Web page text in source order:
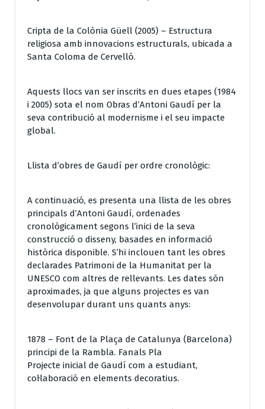
Cripta de la Colònia Güell (2005) – Estructura
religiosa amb innovacions estructurals, ubicada a
Santa Coloma de Cervelló.
Aquests llocs van ser inscrits en dues etapes (1984
i 2005) sota el nom Obras d’Antoni Gaudí per la
seva contribució al modernisme i el seu impacte
global.
Llista d’obres de Gaudí per ordre cronològic:
A continuació, es presenta una llista de les obres
principals d’Antoni Gaudí, ordenades
cronològicament segons l’inici de la seva
construcció o disseny, basades en informació
històrica disponible. S’hi inclouen tant les obres
declarades Patrimoni de la Humanitat per la
UNESCO com altres de rellevants. Les dates són
aproximades, ja que alguns projectes es van
desenvolupar durant uns quants anys:
1878 – Font de la Plaça de Catalunya (Barcelona)
principi de la Rambla. Fanals Pla
Projecte inicial de Gaudí com a estudiant,
col·laboració en elements decoratius.